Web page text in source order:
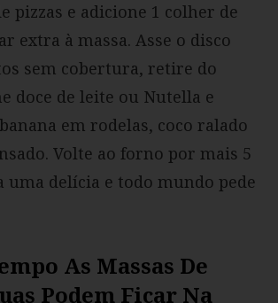
pizzas e adicione 1 colher de
extra à massa. Asse o disco
sem cobertura, retire do
doce de leite ou Nutella e
em rodelas, coco ralado
Volte ao forno por mais 5
uma delícia e todo mundo pede
As Massas De
Podem Ficar Na